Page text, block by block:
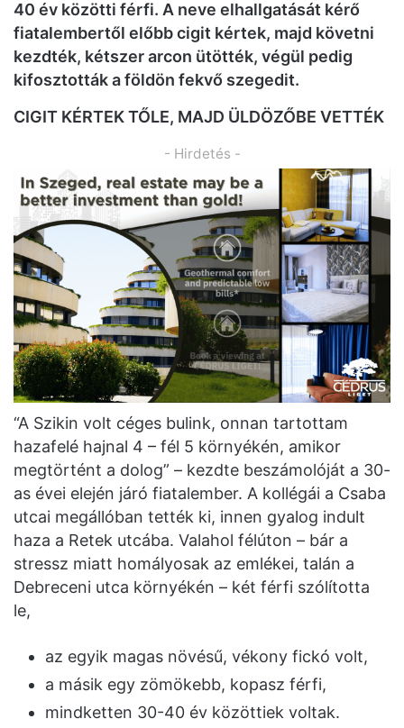
40 év közötti férfi. A neve elhallgatását kérő
fiatalembertől előbb cigit kértek, majd követni
kezdték, kétszer arcon ütötték, végül pedig
kifosztották a földön fekvő szegedit.
CIGIT KÉRTEK TŐLE, MAJD ÜLDÖZŐBE VETTÉK
- Hirdetés -
“A Szikin volt céges bulink, onnan tartottam
hazafelé hajnal 4 – fél 5 környékén, amikor
megtörtént a dolog” – kezdte beszámolóját a 30-
as évei elején járó fiatalember. A kollégái a Csaba
utcai megállóban tették ki, innen gyalog indult
haza a Retek utcába. Valahol félúton – bár a
stressz miatt homályosak az emlékei, talán a
Debreceni utca környékén – két férfi szólította
le,
az egyik magas növésű, vékony fickó volt,
a másik egy zömökebb, kopasz férfi,
mindketten 30-40 év közöttiek voltak.